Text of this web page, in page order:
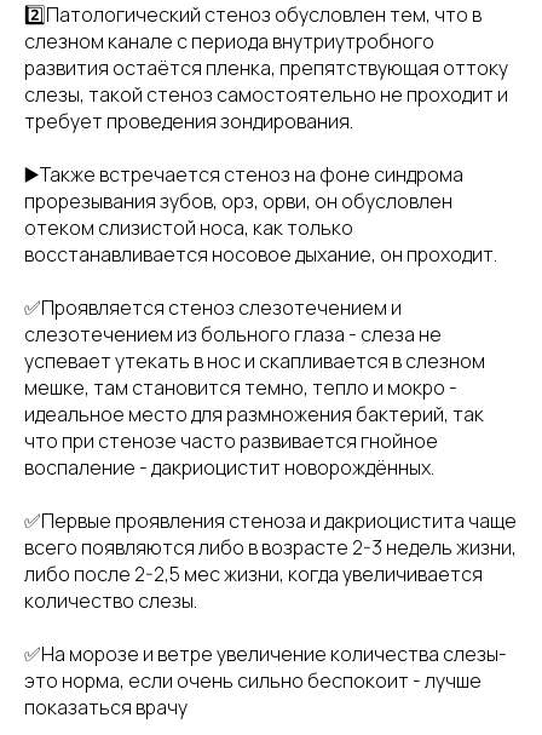
2️⃣Патологический стеноз обусловлен тем, что в
слезном канале с периода внутриутробного
развития остаётся пленка, препятствующая оттоку
слезы, такой стеноз самостоятельно не проходит и
требует проведения зондирования.
▶️Также встречается стеноз на фоне синдрома
прорезывания зубов, орз, орви, он обусловлен
отеком слизистой носа, как только
восстанавливается носовое дыхание, он проходит.
✅Проявляется стеноз слезотечением и
слезотечением из больного глаза - слеза не
успевает утекать в нос и скапливается в слезном
мешке, там становится темно, тепло и мокро -
идеальное место для размножения бактерий, так
что при стенозе часто развивается гнойное
воспаление - дакриоцистит новорождённых.
✅Первые проявления стеноза и дакриоцистита чаще
всего появляются либо в возрасте 2-3 недель жизни,
либо после 2-2,5 мес жизни, когда увеличивается
количество слезы.
✅На морозе и ветре увеличение количества слезы-
это норма, если очень сильно беспокоит - лучше
показаться врачу